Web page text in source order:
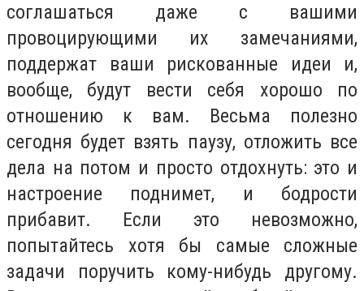
соглашаться даже с вашими
провоцирующими их замечаниями,
поддержат ваши рискованные идеи и,
вообще, будут вести себя хорошо по
отношению к вам. Весьма полезно
сегодня будет взять паузу, отложить все
дела на потом и просто отдохнуть: это и
настроение поднимет, и бодрости
прибавит. Если это невозможно,
попытайтесь хотя бы самые сложные
задачи поручить кому-нибудь другому.